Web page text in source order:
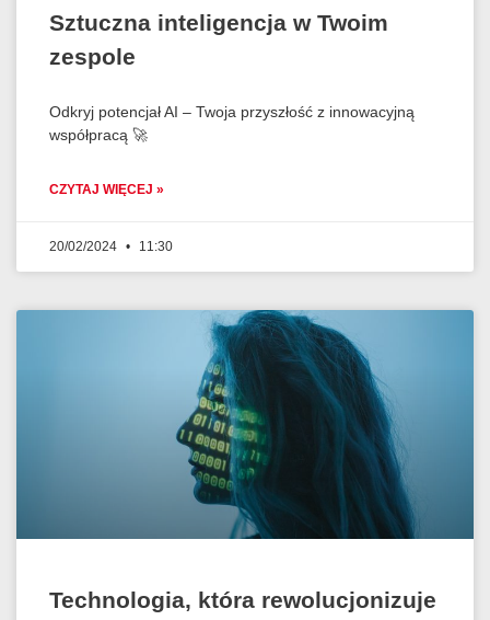
Sztuczna inteligencja w Twoim
zespole
Odkryj potencjał AI – Twoja przyszłość z innowacyjną
współpracą 🚀
CZYTAJ WIĘCEJ »
20/02/2024 11:30
Technologia, która rewolucjonizuje